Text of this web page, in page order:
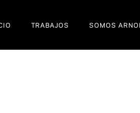
TRABAJOS SOMOS